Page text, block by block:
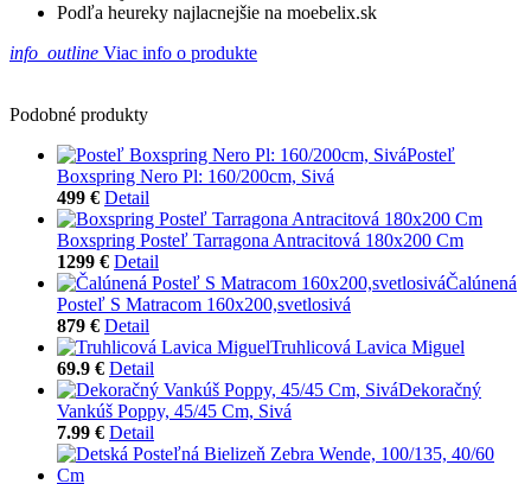
Podľa heureky najlacnejšie na moebelix.sk
info_outline Viac info o produkte
Podobné produkty
Posteľ
Boxspring Nero Pl: 160/200cm, Sivá
499 € Detail
Boxspring Posteľ Tarragona Antracitová 180x200 Cm
1299 € Detail
Čalúnená
Posteľ S Matracom 160x200,svetlosivá
879 € Detail
Truhlicová Lavica Miguel
69.9 € Detail
Dekoračný
Vankúš Poppy, 45/45 Cm, Sivá
7.99 € Detail